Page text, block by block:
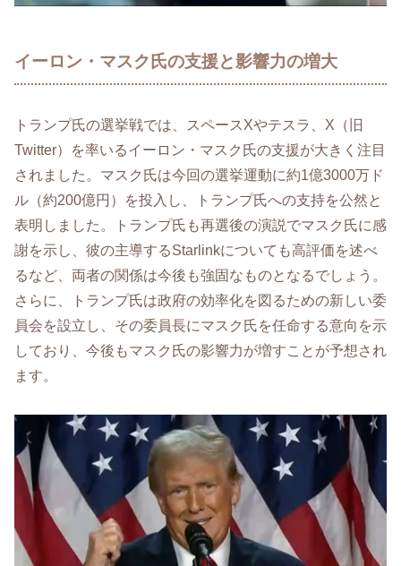
イーロン・マスク氏の支援と影響力の増大
トランプ氏の選挙戦では、スペースXやテスラ、X（旧
Twitter）を率いるイーロン・マスク氏の支援が大きく注目
されました。マスク氏は今回の選挙運動に約1億3000万ド
ル（約200億円）を投入し、トランプ氏への支持を公然と
表明しました。トランプ氏も再選後の演説でマスク氏に感
謝を示し、彼の主導するStarlinkについても高評価を述べ
るなど、両者の関係は今後も強固なものとなるでしょう。
さらに、トランプ氏は政府の効率化を図るための新しい委
員会を設立し、その委員長にマスク氏を任命する意向を示
しており、今後もマスク氏の影響力が増すことが予想され
ます。